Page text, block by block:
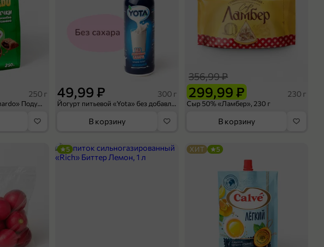
250 г
Готовый завтрак «Leonardo» Подушечки с шоколадно-ореховой начинкой, 250 г
49,99 ₽ 300 г
Йогурт питьевой «Yota» без добавления сахара, 300 г
В корзину
299,99 ₽
356,99 ₽
230 г
Сыр 50% «Ламбер», 230 г
В корзину
5 ХИТ 5